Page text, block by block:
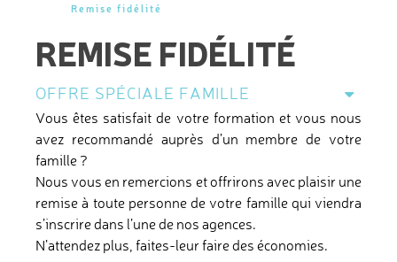
Remise fidélité
REMISE FIDÉLITÉ
OFFRE SPÉCIALE FAMILLE
Vous êtes satisfait de votre formation et vous nous
avez recommandé auprès d’un membre de votre
famille ?
Nous vous en remercions et offrirons avec plaisir une
remise à toute personne de votre famille qui viendra
s’inscrire dans l’une de nos agences.
N’attendez plus, faites-leur faire des économies.